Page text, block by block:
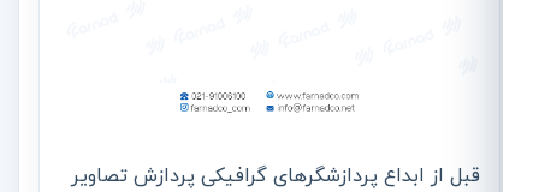
قبل از ابداع پردازشگرهای گرافیکی پردازش تصاویر